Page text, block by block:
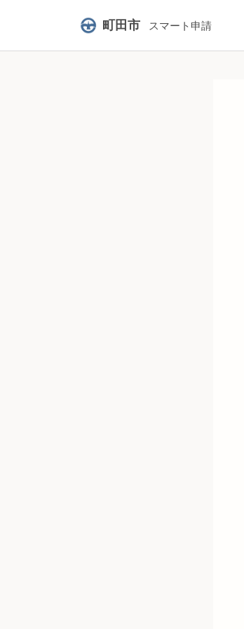
町田市 スマート申請